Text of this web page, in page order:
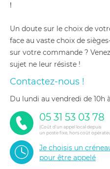
!
Un doute sur le choix de
face au vaste choix de
sur votre commande ?
sujet ne leur résiste !
Contactez-nous !
du lundi au vendredi de 10h
05 31 53 03 78
(Coût d'un appel local depuis
un poste fixe, hors coût
Je choisis un
pour être appelé